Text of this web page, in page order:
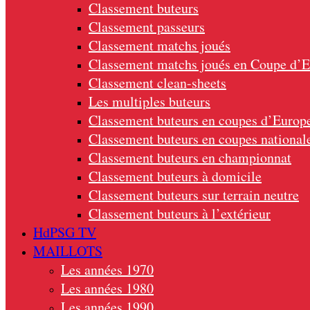
Classement buteurs
Classement passeurs
Classement matchs joués
Classement matchs joués en Coupe
Classement clean-sheets
Les multiples buteurs
Classement buteurs en coupes
Classement buteurs en coupes
Classement buteurs en championnat
Classement buteurs à domicile
Classement buteurs sur terrain neutre
Classement buteurs à l’extérieur
HdPSG TV
MAILLOTS
Les années 1970
Les années 1980